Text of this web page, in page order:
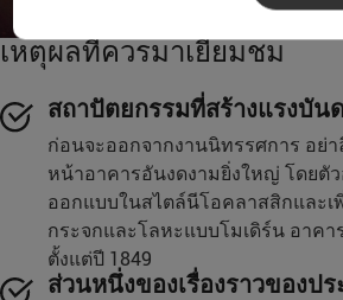
เหตุผลที่ควรมาเยี่ยมชม
สถาปัตยกรรมที่สร้างแรงบัน
ก่อนจะออกจากงานนิทรรศการ อย่
หน้าอาคารอันงดงามยิ่งใหญ่ โดยตั
ออกแบบในสไตล์นีโอคลาสสิกและเ
กระจกและโลหะแบบโมเดิร์น อาคา
ตั้งแต่ปี 1849
ส่วนหนึ่งของเรื่องราวของปร